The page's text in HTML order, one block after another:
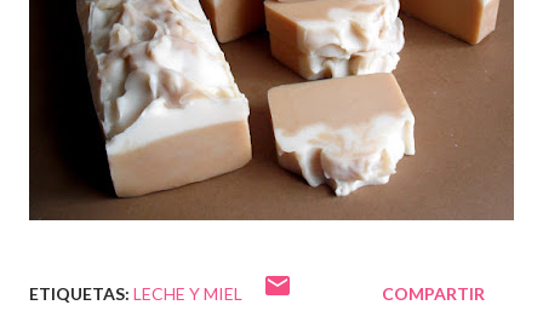
ETIQUETAS: LECHE Y MIEL COMPARTIR